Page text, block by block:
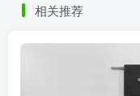
相关推荐